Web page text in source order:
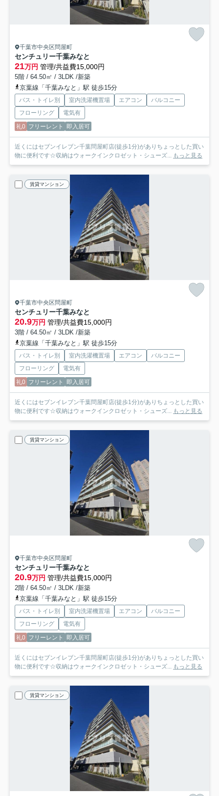
千葉市中央区問屋町
センチュリー千葉みなと
21万円 管理/共益費15,000円
5階 / 64.50㎡ / 3LDK /新築
京葉線「千葉みなと」駅 徒歩15分
バス・トイレ別 室内洗濯機置場 エアコン
バルコニー
フローリング
電気有
礼0 フリーレント 即入居可
近くにはセブンイレブン千葉問屋町店(徒歩1分)がありちょっとした買い
物に便利です☆収納はウォークインクロゼット・シューズ... もっと見る
賃貸マンション
千葉市中央区問屋町
センチュリー千葉みなと
20.9万円 管理/共益費15,000円
3階 / 64.50㎡ / 3LDK /新築
京葉線「千葉みなと」駅 徒歩15分
バス・トイレ別 室内洗濯機置場 エアコン
バルコニー
フローリング
電気有
礼0 フリーレント 即入居可
近くにはセブンイレブン千葉問屋町店(徒歩1分)がありちょっとした買い
物に便利です☆収納はウォークインクロゼット・シューズ... もっと見る
賃貸マンション
千葉市中央区問屋町
センチュリー千葉みなと
20.9万円 管理/共益費15,000円
2階 / 64.50㎡ / 3LDK /新築
京葉線「千葉みなと」駅 徒歩15分
バス・トイレ別 室内洗濯機置場 エアコン
バルコニー
フローリング
電気有
礼0 フリーレント 即入居可
近くにはセブンイレブン千葉問屋町店(徒歩1分)がありちょっとした買い
物に便利です☆収納はウォークインクロゼット・シューズ... もっと見る
賃貸マンション